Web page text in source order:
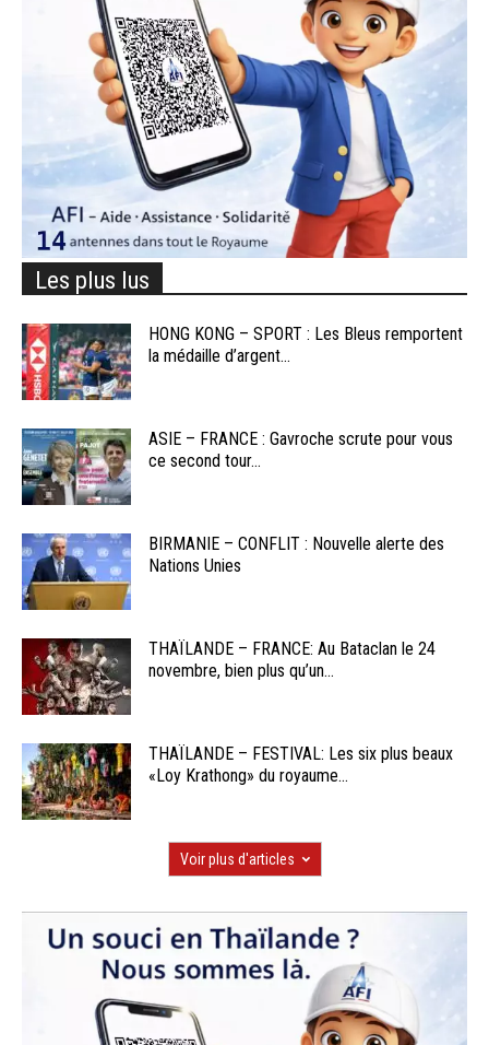
Les plus lus
HONG KONG – SPORT : Les Bleus remportent
la médaille d’argent...
ASIE – FRANCE : Gavroche scrute pour vous
ce second tour...
BIRMANIE – CONFLIT : Nouvelle alerte des
Nations Unies
THAÏLANDE – FRANCE: Au Bataclan le 24
novembre, bien plus qu’un...
THAÏLANDE – FESTIVAL: Les six plus beaux
«Loy Krathong» du royaume...
Voir plus d'articles